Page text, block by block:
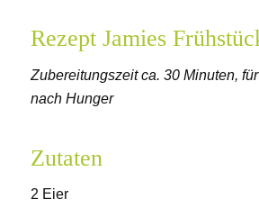
Rezept Jamies
Zubereitungszeit ca. 30 Minuten,
nach Hunger
Zutaten
2 Eier